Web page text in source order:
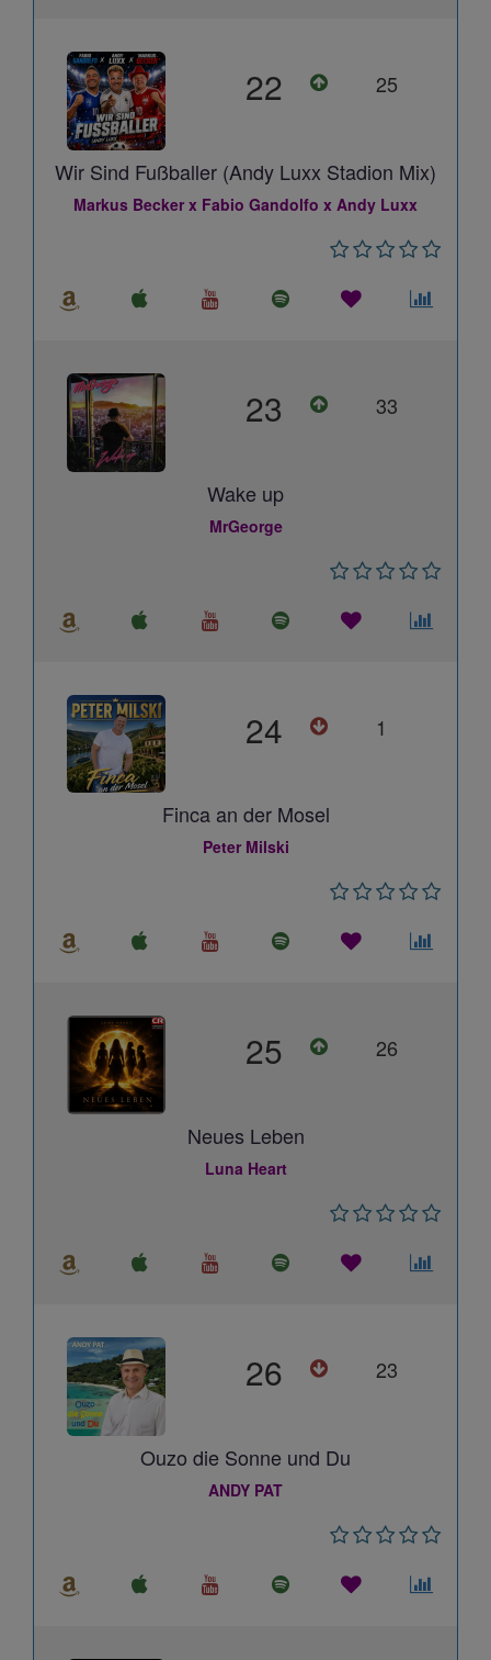
22 25
Wir Sind Fußballer (Andy Luxx Stadion Mix)
Markus Becker x Fabio Gandolfo x Andy Luxx
23 33
Wake up
MrGeorge
24 1
Finca an der Mosel
Peter Milski
25 26
Neues Leben
Luna Heart
26 23
Ouzo die Sonne und Du
ANDY PAT